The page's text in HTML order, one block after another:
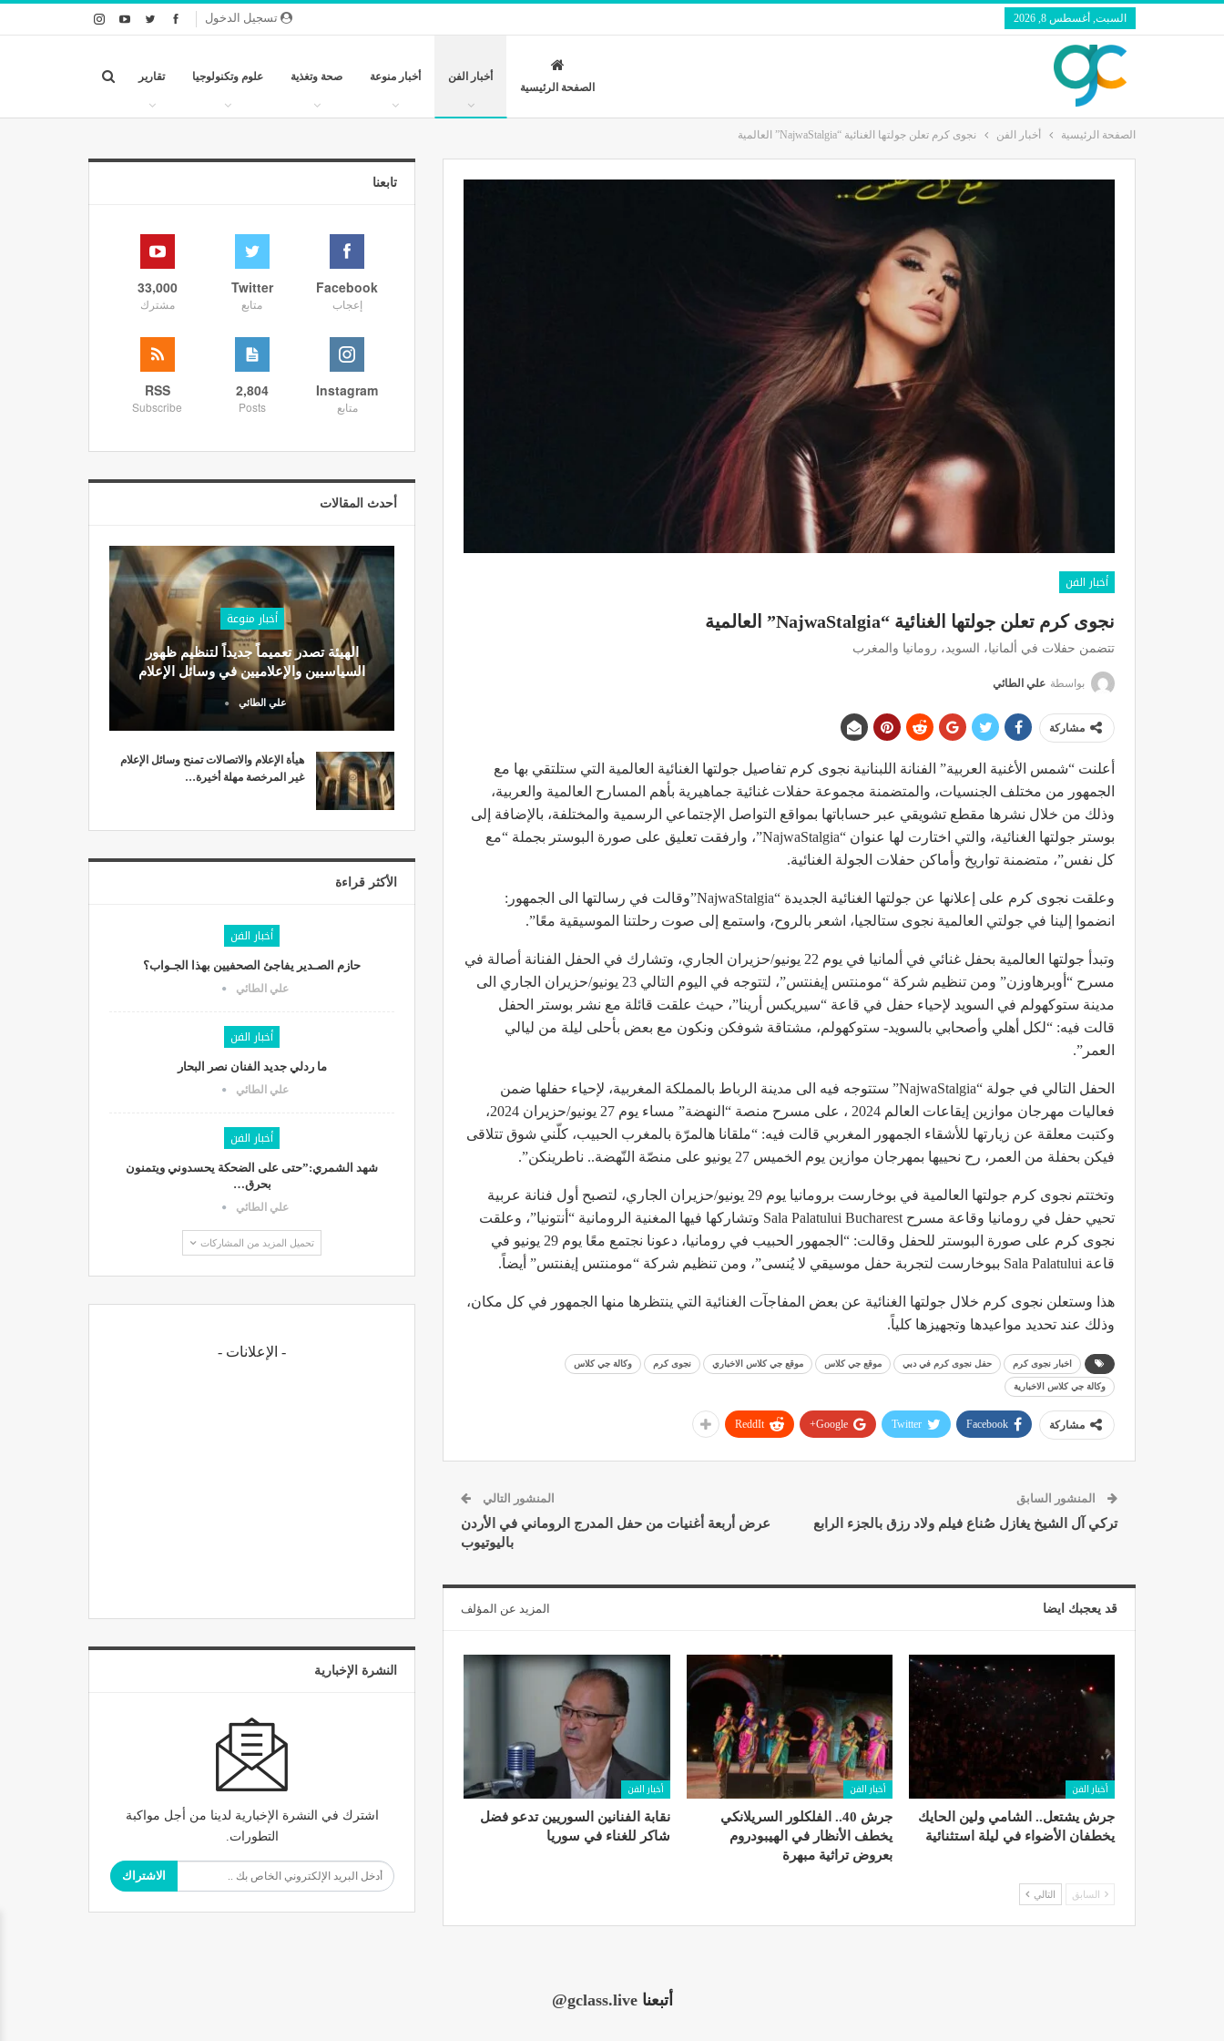
تسجيل الدخول السبت, أغسطس 8, 2026
الصفحة الرئيسية
أخبار الفن أخبار منوعة صحة وتغذية علوم وتكنولوجيا تقارير
الصفحة الرئيسية أخبار الفن نجوى كرم تعلن جولتها الغنائية “NajwaStalgia” العالمية
أخبار الفن
نجوى كرم تعلن جولتها الغنائية “NajwaStalgia” العالمية
تتضمن حفلات في ألمانيا، السويد، رومانيا والمغرب
بواسطة علي الطائي
مشاركة
أعلنت “شمس الأغنية العربية” الفنانة اللبنانية نجوى كرم تفاصيل جولتها الغنائية العالمية التي ستلتقي بها مع
الجمهور من مختلف الجنسيات، والمتضمنة مجموعة حفلات غنائية جماهيرية بأهم المسارح العالمية والعربية،
وذلك من خلال نشرها مقطع تشويقي عبر حساباتها بمواقع التواصل الإجتماعي الرسمية والمختلفة، بالإضافة إلى
بوستر جولتها الغنائية، والتي اختارت لها عنوان “NajwaStalgia”، وارفقت تعليق على صورة البوستر بجملة “مع
كل نفس”، متضمنة تواريخ وأماكن حفلات الجولة الغنائية.
وعلقت نجوى كرم على إعلانها عن جولتها الغنائية الجديدة “NajwaStalgia”وقالت في رسالتها الى الجمهور:
انضموا إلينا في جولتي العالمية نجوى ستالجيا، اشعر بالروح، واستمع إلى صوت رحلتنا الموسيقية معًا”.
وتبدأ جولتها العالمية بحفل غنائي في ألمانيا في يوم 22 يونيو/حزيران الجاري، وتشارك في الحفل الفنانة أصالة في
مسرح “أوبرهاوزن” ومن تنظيم شركة “مومنتس إيفنتس”، لتتوجه في اليوم التالي 23 يونيو/حزيران الجاري الى
مدينة ستوكهولم في السويد لإحياء حفل في قاعة “سيريكس أرينا”، حيث علقت قائلة مع نشر بوستر الحفل
قالت فيه: “لكل أهلي وأصحابي بالسويد- ستوكهولم، مشتاقة شوفكن ونكون مع بعض بأحلى ليلة من ليالي
العمر”.
الحفل التالي في جولة “NajwaStalgia” ستتوجه فيه الى مدينة الرباط بالمملكة المغربية، لإحياء حفلها ضمن
فعاليات مهرجان موازين إيقاعات العالم 2024 ، على مسرح منصة “النهضة” مساء يوم 27 يونيو/حزيران 2024،
وكتبت معلقة عن زيارتها للأشقاء الجمهور المغربي قالت فيه: “ملقانا هالمرّة بالمغرب الحبيب، كلّني شوق تتلاقى
فيكن بحفلة من العمر، رح نحييها بمهرجان موازين يوم الخميس 27 يونيو على منصّة النّهضة.. ناطرينكن”.
وتختتم نجوى كرم جولتها العالمية في بوخارست برومانيا يوم 29 يونيو/حزيران الجاري، لتصبح أول فنانة عربية
تحيي حفل في رومانيا وقاعة مسرح Sala Palatului Bucharest وتشاركها فيها المغنية الرومانية “أنتونيا”، وعلقت
نجوى كرم على صورة البوستر للحفل وقالت: “الجمهور الحبيب في رومانيا، دعونا نجتمع معًا يوم 29 يونيو في
قاعة Sala Palatului ببوخارست لتجربة حفل موسيقي لا يُنسى”، ومن تنظيم شركة “مومنتس إيفنتس” أيضاً.
هذا وستعلن نجوى كرم خلال جولتها الغنائية عن بعض المفاجآت الغنائية التي ينتظرها منها الجمهور في كل مكان،
وذلك عند تحديد مواعيدها وتجهيزها كلياً.
اخبار نجوى كرم حفل نجوى كرم في دبي موقع جي كلاس موقع جي كلاس الاخباري نجوى كرم وكالة جي كلاس
وكالة جي كلاس الاخبارية
مشاركة Facebook
Twitter
Google+
ReddIt
المنشور السابق
تركي آل الشيخ يغازل صُناع فيلم ولاد رزق بالجزء الرابع
المنشور التالي
عرض أربعة أغنيات من حفل المدرج الروماني في الأردن
باليوتيوب
قد يعجبك ايضا المزيد عن المؤلف
أخبار الفن
جرش يشتعل.. الشامي ولين الحايك
يخطفان الأضواء في ليلة استثنائية
أخبار الفن
جرش 40.. الفلكلور السريلانكي
يخطف الأنظار في الهيبودروم
بعروض تراثية مبهرة
أخبار الفن
نقابة الفنانين السوريين تدعو فضل
شاكر للغناء في سوريا
السابق التالي
تابعنا
Facebook
إعجاب
Twitter
متابع
33,000
مشترك
Instagram
متابع
2,804
Posts
RSS
Subscribe
أحدث المقالات
أخبار منوعة
الهيئة تصدر تعميماً جديداً لتنظيم ظهور
السياسيين والإعلاميين في وسائل الإعلام
علي الطائي
هيأة الإعلام والاتصالات تمنح وسائل الإعلام
غير المرخصة مهلة أخيرة…
الأكثر قراءة
أخبار الفن
حازم الصـدير يفاجئ الصحفيين بهذا الجـواب؟
علي الطائي
أخبار الفن
ما ردلي جديد الفنان نصر البحار
علي الطائي
أخبار الفن
شهد الشمري:”حتى على الضحكة يحسدوني ويتمنون
بحرق…
علي الطائي
تحميل المزيد من المشاركات
- الإعلانات -
النشرة الإخبارية
اشترك في النشرة الإخبارية لدينا من أجل مواكبة
التطورات.
الاشتراك
أتبعنا@gclass.live